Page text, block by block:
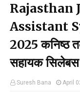
Rajasthan
Assistant
2025 कनिष्ठ
सहायक सिलेबस
Suresh Bana April